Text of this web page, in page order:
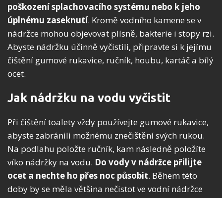
poškození splachovacího systému nebo k jeho
úplnému zaseknutí. Kromě vodního kamene se v
nádržce mohou objevovat plísně, bakterie i stopy rzi.
Abyste nádržku účinně vyčistili, připravte si k jejímu
čištění gumové rukavice, ručník, houbu, kartáč a bílý
ocet.
Jak nádržku na vodu vyčistit
Při čištění toalety vždy používejte gumové rukavice,
abyste zabránili možnému znečištění svých rukou.
Na podlahu položte ručník, kam následně položíte
víko nádržky na vodu. Do vody v nádržce přilijte
ocet a nechte ho přes noc působit. Během této
doby by se měla většina nečistot ve vodní nádržce